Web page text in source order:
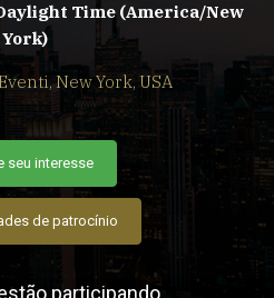
Time (America/New
York)
New York, USA
seu interesse
de patrocínio
participando